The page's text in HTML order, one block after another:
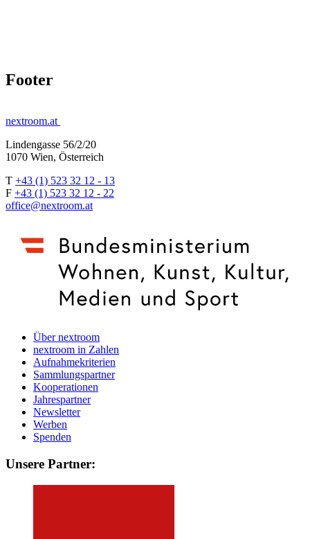
Footer
nextroom.at
Lindengasse 56/2/20
1070 Wien, Österreich
T +43 (1) 523 32 12 - 13
F +43 (1) 523 32 12 - 22
office@nextroom.at
Über nextroom
nextroom in Zahlen
Aufnahmekriterien
Sammlungspartner
Kooperationen
Jahrespartner
Newsletter
Werben
Spenden
Unsere Partner: